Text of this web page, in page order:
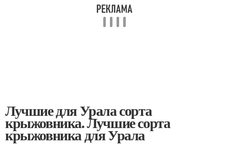
Лучшие для Урала сорта
крыжовника. Лучшие сорта
крыжовника для Урала